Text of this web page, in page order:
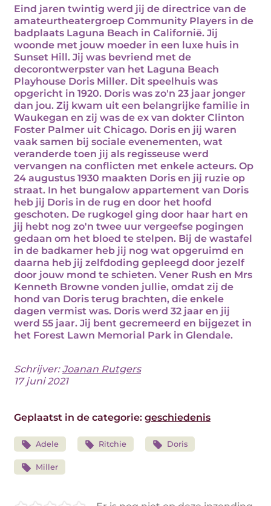
Eind jaren twintig werd jij de directrice van de
amateurtheatergroep Community Players in de
badplaats Laguna Beach in Californië. Jij
woonde met jouw moeder in een luxe huis in
Sunset Hill. Jij was bevriend met de
decorontwerpster van het Laguna Beach
Playhouse Doris Miller. Dit speelhuis was
opgericht in 1920. Doris was zo'n 23 jaar jonger
dan jou. Zij kwam uit een belangrijke familie in
Waukegan en zij was de ex van dokter Clinton
Foster Palmer uit Chicago. Doris en jij waren
vaak samen bij sociale evenementen, wat
veranderde toen jij als regisseuse werd
vervangen na conflicten met enkele acteurs. Op
24 augustus 1930 maakten Doris en jij ruzie op
straat. In het bungalow appartement van Doris
heb jij Doris in de rug en door het hoofd
geschoten. De rugkogel ging door haar hart en
jij hebt nog zo'n twee uur vergeefse pogingen
gedaan om het bloed te stelpen. Bij de wastafel
in de badkamer heb jij nog wat opgeruimd en
daarna heb jij zelfdoding gepleegd door jezelf
door jouw mond te schieten. Vener Rush en Mrs
Kenneth Browne vonden jullie, omdat zij de
hond van Doris terug brachten, die enkele
dagen vermist was. Doris werd 32 jaar en jij
werd 55 jaar. Jij bent gecremeerd en bijgezet in
het Forest Lawn Memorial Park in Glendale.
Schrijver:Joanan Rutgers
17 juni 2021
Geplaatst in de categorie: geschiedenis
Adele Ritchie Doris
Miller